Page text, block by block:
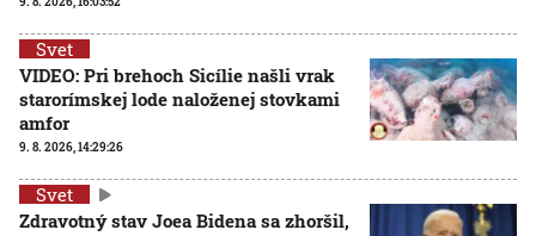
Svet
VIDEO: Pri brehoch Sicílie našli vrak
starorímskej lode naloženej stovkami
amfor
9. 8. 2026, 14:29:26
Svet
Zdravotný stav Joea Bidena sa zhoršil,